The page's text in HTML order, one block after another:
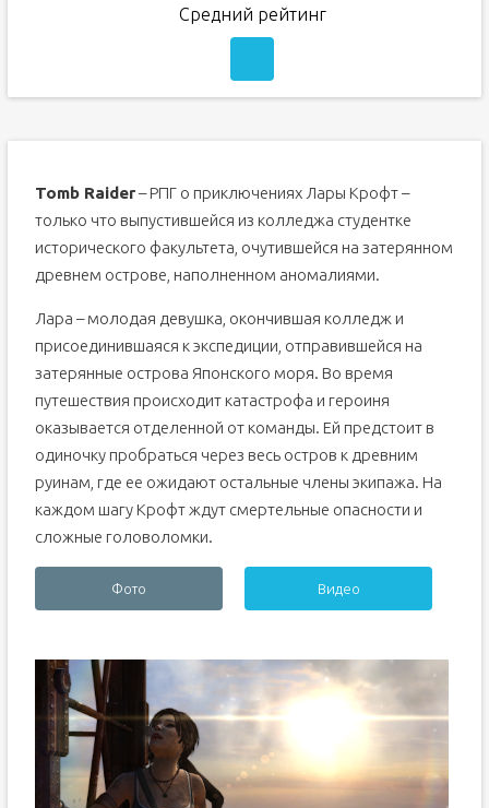
Средний рейтинг
Tomb Raider– РПГ о приключениях Лары Крофт –
только что выпустившейся из колледжа студентке
исторического факультета, очутившейся на затерянном
древнем острове, наполненном аномалиями.
Лара – молодая девушка, окончившая колледж и
присоединившаяся к экспедиции, отправившейся на
затерянные острова Японского моря. Во время
путешествия происходит катастрофа и героиня
оказывается отделенной от команды. Ей предстоит в
одиночку пробраться через весь остров к древним
руинам, где ее ожидают остальные члены экипажа. На
каждом шагу Крофт ждут смертельные опасности и
сложные головоломки.
Фото Видео